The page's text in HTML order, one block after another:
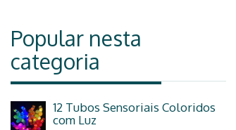
Popular nesta
categoria
12 Tubos Sensoriais Coloridos
com Luz